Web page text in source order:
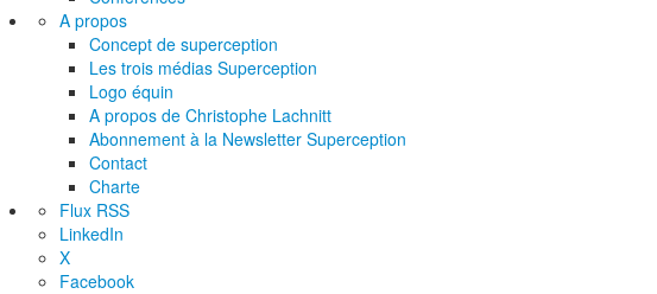
A propos
Concept de superception
Les trois médias Superception
Logo équin
A propos de Christophe Lachnitt
Abonnement à la Newsletter Superception
Contact
Charte
Flux RSS
LinkedIn
X
Facebook